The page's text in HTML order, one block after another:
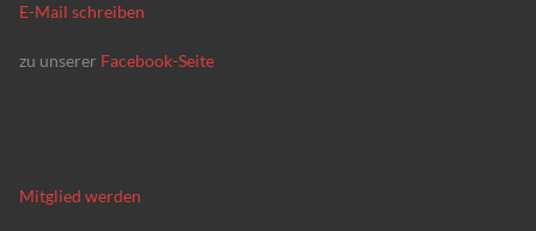
E-Mail schreiben
zu unserer Facebook-Seite
Mitglied werden